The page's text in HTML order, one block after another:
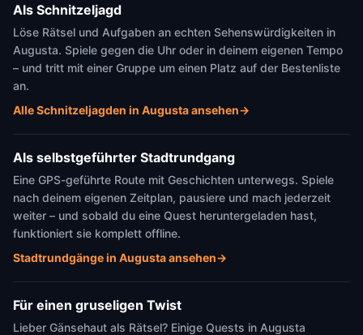
Als Schnitzeljagd
Löse Rätsel und Aufgaben an echten Sehenswürdigkeiten in
Augusta. Spiele gegen die Uhr oder in deinem eigenen Tempo
– und tritt mit einer Gruppe um einen Platz auf der Bestenliste
an.
Alle Schnitzeljagden in Augusta ansehen→
Als selbstgeführter Stadtrundgang
Eine GPS-geführte Route mit Geschichten unterwegs. Spiele
nach deinem eigenen Zeitplan, pausiere und mach jederzeit
weiter – und sobald du eine Quest heruntergeladen hast,
funktioniert sie komplett offline.
Stadtrundgänge in Augusta ansehen→
Für einen gruseligen Twist
Lieber Gänsehaut als Rätsel? Einige Quests in Augusta